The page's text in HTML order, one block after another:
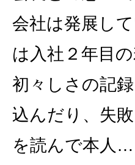
会社は発展し
は入社２年目
初々しさの記
込んだり、失
を読んで本人…